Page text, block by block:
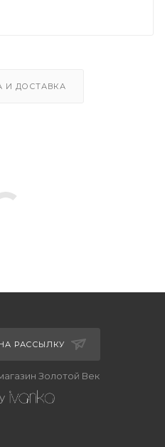
И ДОСТАВКА
РАССЫЛКУ
Золотой Век